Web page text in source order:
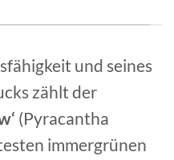
und seines
zählt der
(Pyracantha
immergrünen